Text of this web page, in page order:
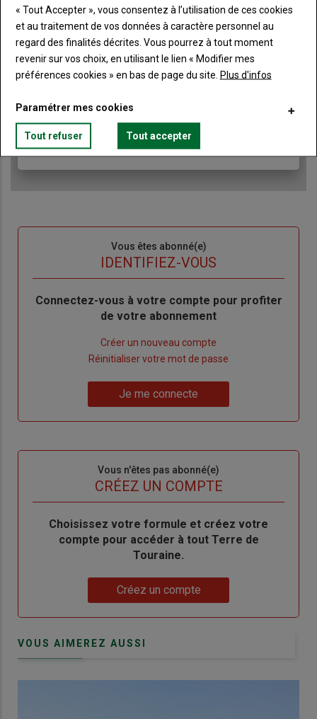
Lien JE M'ABONNE
Liste
puce
Accédez à tous les articles du site Terre de Touraine
numérique, sur tous les supports
Ne manquez aucune information grâce à la
newsletter du journal Terre de Touraine
Vous êtes abonné(e)
IDENTIFIEZ-VOUS
Body
Connectez-vous à votre compte pour profiter
de votre abonnement
Créer un nouveau compte
de
Réinitialiser votre mot de passe
me
Je me connecte
Vous n'êtes pas abonné(e)
CRÉEZ UN COMPTE
BodyChoisissez votre formule et créez votre
compte pour accéder à tout Terre de
Touraine.
Créez un compte
VOUS AIMEREZ AUSSI
« Tout Accepter », vous consentez à l’utilisation de ces cookies
et au traitement de vos données à caractère personnel au
regard des finalités décrites. Vous pourrez à tout moment
revenir sur vos choix, en utilisant le lien « Modifier mes
préférences cookies » en bas de page du site. Plus d'infos
Paramétrer mes cookies
Tout refuser Tout accepter